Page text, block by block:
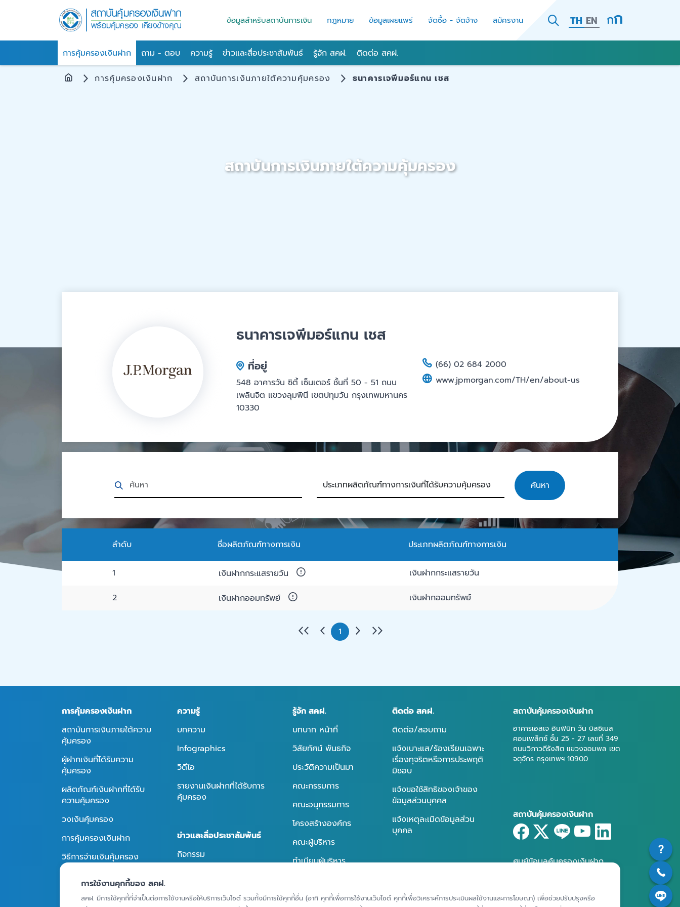
ข้อมูลสำหรับสถาบันการเงิน กฎหมาย ข้อมูลเผยแพร่ จัดซื้อ - จัดจ้าง สมัครงาน TH EN
การคุ้มครองเงินฝาก ถาม - ตอบ ความรู้ ข่าวและสื่อประชาสัมพันธ์ รู้จัก สคฝ. ติดต่อ สคฝ.
การคุ้มครองเงินฝาก สถาบันการเงินภายใต้ความคุ้มครอง ธนาคารเจพีมอร์แกน เชส
สถาบันการเงินภายใต้ความคุ้มครอง
ธนาคารเจพีมอร์แกน เชส
ที่อยู่
548 อาคารวัน ซิตี้ เซ็นเตอร์ ชั้นที่ 50 - 51 ถนน
เพลินจิต แขวงลุมพินี เขตปทุมวัน กรุงเทพมหานคร
10330
(66) 02 684 2000
www.jpmorgan.com/TH/en/about-us
ค้นหา
ลำดับ ชื่อผลิตภัณฑ์ทางการเงิน ประเภทผลิตภัณฑ์ทางการเงิน
1 เงินฝากกระแสรายวัน เงินฝากกระแสรายวัน
2 เงินฝากออมทรัพย์ เงินฝากออมทรัพย์
1
การคุ้มครองเงินฝาก
สถาบันการเงินภายใต้ความ
คุ้มครอง
ผู้ฝากเงินที่ได้รับความ
คุ้มครอง
ผลิตภัณฑ์เงินฝากที่ได้รับ
ความคุ้มครอง
วงเงินคุ้มครอง
การคุ้มครองเงินฝาก
วิธีการจ่ายเงินคุ้มครอง
ถาม - ตอบ
ความรู้
บทความ
Infographics
วิดีโอ
รายงานเงินฝากที่ได้รับการ
คุ้มครอง
ข่าวและสื่อประชาสัมพันธ์
กิจกรรม
สื่อประชาสัมพันธ์
รู้จัก สคฝ.
บทบาท หน้าที่
วิสัยทัศน์ พันธกิจ
ประวัติความเป็นมา
คณะกรรมการ
คณะอนุกรรมการ
โครงสร้างองค์กร
คณะผู้บริหาร
ทำเนียบผู้บริหาร
ติดต่อ สคฝ.
ติดต่อ/สอบถาม
แจ้งเบาะแส/ร้องเรียนเฉพาะ
เรื่องทุจริตหรือการประพฤติ
มิชอบ
แจ้งขอใช้สิทธิของเจ้าของ
ข้อมูลส่วนบุคคล
แจ้งเหตุละเมิดข้อมูลส่วน
บุคคล
สถาบันคุ้มครองเงินฝาก
อาคารเอสเจ อินฟินิท วัน บิสซิเนส
คอมเพล็กซ์ ชั้น 25 - 27 เลขที่ 349
ถนนวิภาวดีรังสิต แขวงจอมพล เขต
จตุจักร กรุงเทพฯ 10900
สถาบันคุ้มครองเงินฝาก
ศูนย์ข้อมูลคุ้มครองเงินฝาก
การใช้งานคุกกี้ของ สคฝ.
สคฝ. มีการใช้คุกกี้ที่จำเป็นต่อการใช้งานหรือให้บริการเว็บไซต์ รวมทั้งมีการใช้คุกกี้อื่น (อาทิ คุกกี้เพื่อการใช้งานเว็บไซต์ คุกกี้เพื่อวิเคราะห์การประเมินผลใช้งานและการโฆษณา) เพื่อช่วยปรับปรุงหรือ